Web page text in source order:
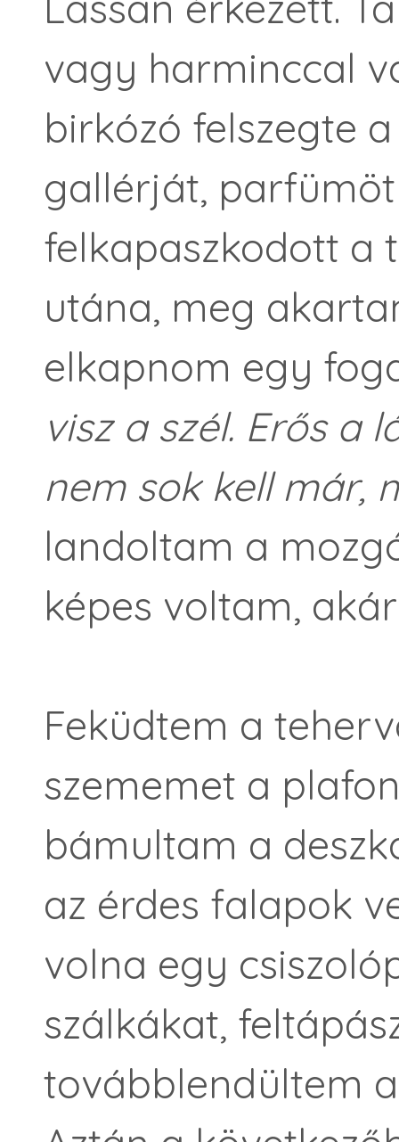
vagy harminccal
birkózó felszegte
gallérját,
felkapaszkodott a
utána, meg
elkapnom egy
visz a szél. Erős a l
nem sok kell már,
landoltam a
képes voltam,
Feküdtem a
szememet a
bámultam a
az érdes falapok
volna egy
szálkákat,
továbblendültem